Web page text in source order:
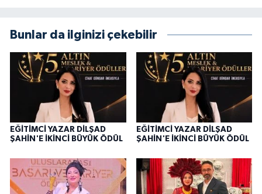
Bunlar da ilginizi çekebilir
EĞİTİMCİ YAZAR DİLŞAD
ŞAHİN'E İKİNCİ BÜYÜK ÖDÜL
EĞİTİMCİ YAZAR DİLŞAD
ŞAHİN'E İKİNCİ BÜYÜK ÖDÜL